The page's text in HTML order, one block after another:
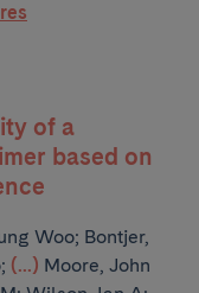
of a
based on
Woo; Bontjer,
(...) Moore, John